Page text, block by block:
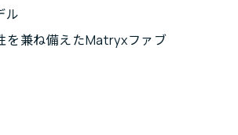
ル
を兼ね備えたMatryxファブ